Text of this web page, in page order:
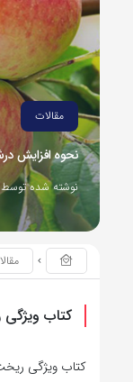
مقالات
نحوه افزایش
نوشته شده
کتاب
کتاب ویژگی